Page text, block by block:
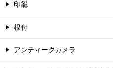
印籠
根付
アンティークカメラ